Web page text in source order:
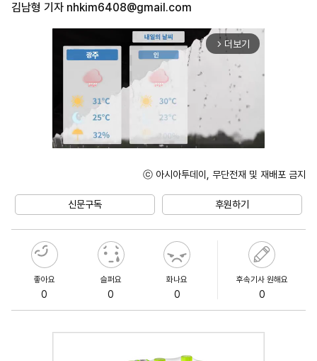
김남형 기자 nhkim6408@gmail.com
arrow_forward_ios 더보기
ⓒ 아시아투데이, 무단전재 및 재배포 금지
신문구독 후원하기
좋아요
0
슬퍼요
0
화나요
0
후속기사 원해요
0